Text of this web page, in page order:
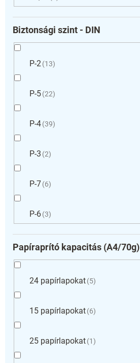
Biztonsági szint - DIN
P-2 13
P-5 22
P-4 39
P-3 2
P-7 6
P-6 3
Papíraprító kapacitás (A4/70g)
24 papírlapokat 5
15 papírlapokat 6
25 papírlapokat 1